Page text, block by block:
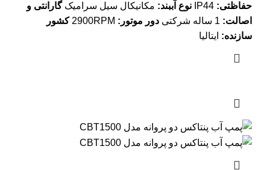
حفاظتی: نوع آببند: مکانیکال سیل سرامیکگارانتی و
اصالت: دور موتور :
کشور
سازنده: ایتالیا